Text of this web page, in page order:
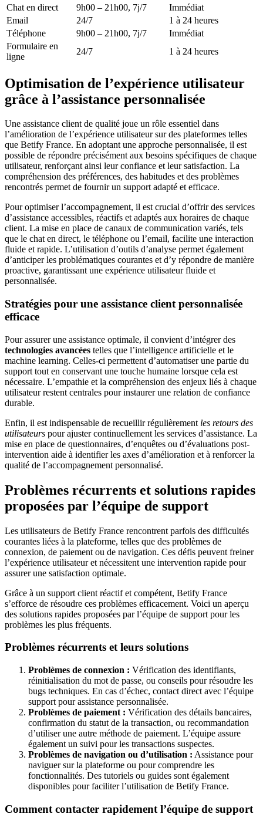
Chat en direct
9h00 – 21h00, 7j/7
Immédiat
Email
24/7
1 à 24 heures
Téléphone
9h00 – 21h00, 7j/7
Immédiat
Formulaire en
ligne
24/7 1 à 24 heures
Optimisation de l’expérience utilisateur
grâce à l’assistance personnalisée
Une assistance client de qualité joue un rôle essentiel dans
l’amélioration de l’expérience utilisateur sur des plateformes telles
que Betify France. En adoptant une approche personnalisée, il est
possible de répondre précisément aux besoins spécifiques de chaque
utilisateur, renforçant ainsi leur confiance et leur satisfaction. La
compréhension des préférences, des habitudes et des problèmes
rencontrés permet de fournir un support adapté et efficace.
Pour optimiser l’accompagnement, il est crucial d’offrir des services
d’assistance accessibles, réactifs et adaptés aux horaires de chaque
client. La mise en place de canaux de communication variés, tels
que le chat en direct, le téléphone ou l’email, facilite une interaction
fluide et rapide. L’utilisation d’outils d’analyse permet également
d’anticiper les problématiques courantes et d’y répondre de manière
proactive, garantissant une expérience utilisateur fluide et
personnalisée.
Stratégies pour une assistance client personnalisée
efficace
Pour assurer une assistance optimale, il convient d’intégrer des
technologies avancées telles que l’intelligence artificielle et le
machine learning. Celles-ci permettent d’automatiser une partie du
support tout en conservant une touche humaine lorsque cela est
nécessaire. L’empathie et la compréhension des enjeux liés à chaque
utilisateur restent centrales pour instaurer une relation de confiance
durable.
Enfin, il est indispensable de recueillir régulièrement les retours des
utilisateurs pour ajuster continuellement les services d’assistance. La
mise en place de questionnaires, d’enquêtes ou d’évaluations post-
intervention aide à identifier les axes d’amélioration et à renforcer la
qualité de l’accompagnement personnalisé.
Problèmes récurrents et solutions rapides
proposées par l’équipe de support
Les utilisateurs de Betify France rencontrent parfois des difficultés
courantes liées à la plateforme, telles que des problèmes de
connexion, de paiement ou de navigation. Ces défis peuvent freiner
l’expérience utilisateur et nécessitent une intervention rapide pour
assurer une satisfaction optimale.
Grâce à un support client réactif et compétent, Betify France
s’efforce de résoudre ces problèmes efficacement. Voici un aperçu
des solutions rapides proposées par l’équipe de support pour les
problèmes les plus fréquents.
Problèmes récurrents et leurs solutions
Problèmes de connexion : Vérification des identifiants,
réinitialisation du mot de passe, ou conseils pour résoudre les
bugs techniques. En cas d’échec, contact direct avec l’équipe
support pour assistance personnalisée.
Problèmes de paiement : Vérification des détails bancaires,
confirmation du statut de la transaction, ou recommandation
d’utiliser une autre méthode de paiement. L’équipe assure
également un suivi pour les transactions suspectes.
Problèmes de navigation ou d’utilisation : Assistance pour
naviguer sur la plateforme ou pour comprendre les
fonctionnalités. Des tutoriels ou guides sont également
disponibles pour faciliter l’utilisation de Betify France.
Comment contacter rapidement l’équipe de support